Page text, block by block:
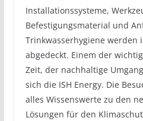
Installationssysteme,
Befestigungsmaterial und
Trinkwasserhygiene werden
abgedeckt. Einem der
Zeit, der nachhaltige
sich die ISH Energy. Die
alles Wissenswerte zu den
Lösungen für den